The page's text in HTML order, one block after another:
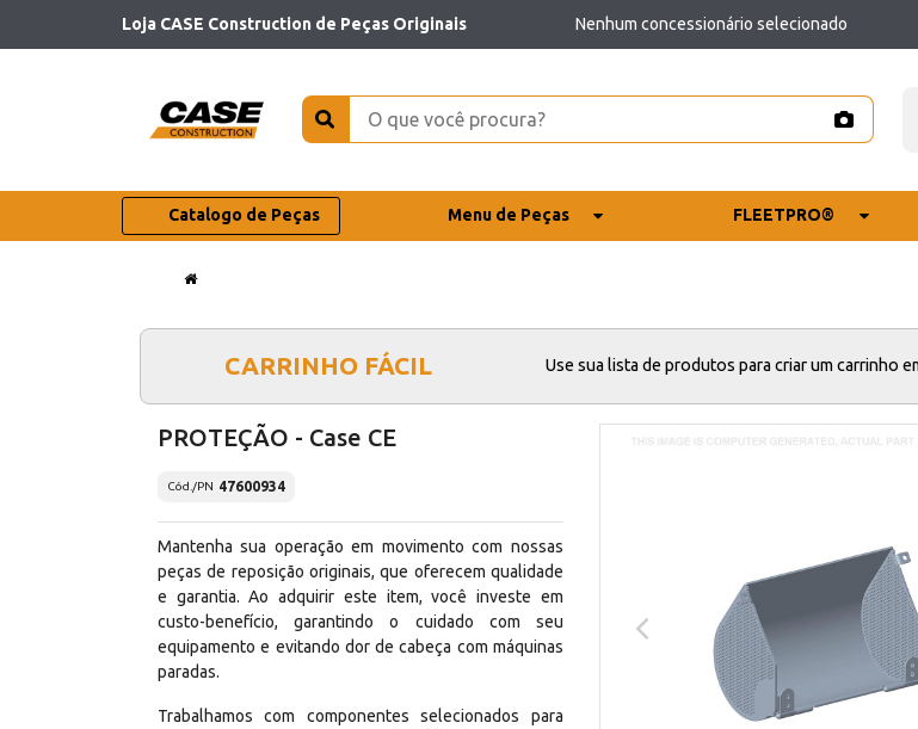
Loja CASE Construction de Peças Originais Nenhum concessionário selecionado
Catalogo de Peças Menu de Peças FLEETPRO®
CARRINHO FÁCIL Use sua lista de produtos para criar um carrinho
PROTEÇÃO - Case CE
Cód./PN 47600934
Mantenha sua operação em movimento com nossas
peças de reposição originais, que oferecem qualidade
e garantia. Ao adquirir este item, você investe em
custo-benefício, garantindo o cuidado com seu
equipamento e evitando dor de cabeça com máquinas
paradas.
Trabalhamos com componentes selecionados para